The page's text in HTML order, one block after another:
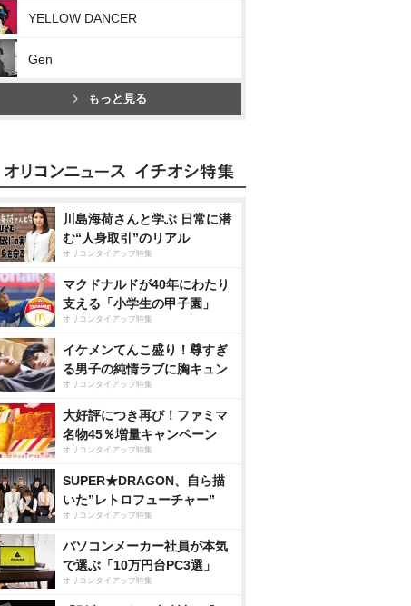
YELLOW DANCER
Gen
もっと見る
川島海荷さんと学ぶ 日常に潜
む“人身取引”のリアル
オリコンタイアップ特集
マクドナルドが40年にわたり
支える「小学生の甲子園」
オリコンタイアップ特集
イケメンてんこ盛り！尊すぎ
る男子の純情ラブに胸キュン
オリコンタイアップ特集
大好評につき再び！ファミマ
名物45％増量キャンペーン
オリコンタイアップ特集
SUPER★DRAGON、自ら描
いた”レトロフューチャー”
オリコンタイアップ特集
パソコンメーカー社員が本気
で選ぶ「10万円台PC3選」
オリコンタイアップ特集